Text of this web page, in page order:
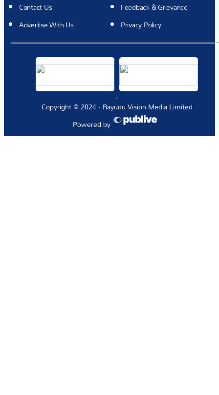
Contact Us
Feedback & Grievance
Advertise With Us
Privacy Policy
Copyright © 2024 · Rayudu Vision Media Limited
Powered by